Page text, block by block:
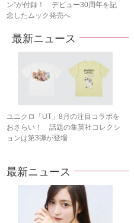
ン”が付録！ デビュー30周年を記
念したムック発売へ
最新ニュース
ユニクロ「UT」8月の注目コラボを
おさらい！ 話題の集英社コレクシ
ョンは第3弾が登場
新ニュース